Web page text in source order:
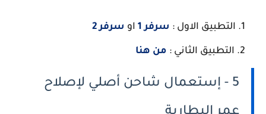
التطبيق الاول : سرفر 1 او سرفر 2
التطبيق الثاني : من هنا
5 - إستعمال شاحن أصلي لإصلاح